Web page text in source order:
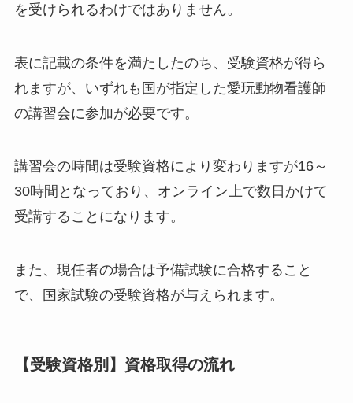
を受けられるわけではありません。
表に記載の条件を満たしたのち、受験資格が得ら
れますが、いずれも国が指定した愛玩動物看護師
の講習会に参加が必要です。
講習会の時間は受験資格により変わりますが16～
30時間となっており、オンライン上で数日かけて
受講することになります。
また、現任者の場合は予備試験に合格すること
で、国家試験の受験資格が与えられます。
【受験資格別】資格取得の流れ